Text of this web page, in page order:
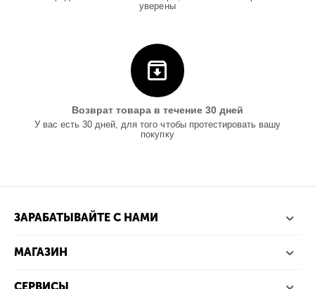
уверены
Возврат товара в течение 30 дней
У вас есть 30 дней, для того чтобы протестировать вашу
покупку
ЗАРАБАТЫВАЙТЕ С НАМИ
МАГАЗИН